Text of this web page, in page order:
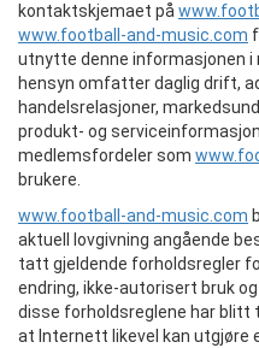
kontaktskjemaet på
www.football-and-music.com
utnytte denne informasjonen i
hensyn omfatter daglig drift,
handelsrelasjoner,
produkt- og
medlemsfordeler som
brukere.
www.football-and-music.com
aktuell lovgivning angående
tatt gjeldende forholdsregler
endring, ikke-autorisert bruk
disse forholdsreglene har blitt
at Internett likevel kan utgjøre